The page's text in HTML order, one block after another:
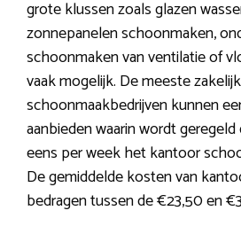
grote klussen zoals glazen
zonnepanelen schoonmaken,
schoonmaken van ventilatie of
vaak mogelijk. De meeste
schoonmaakbedrijven kunnen
aanbieden waarin wordt
eens per week het kantoor
De gemiddelde kosten van
bedragen tussen de €23,50 en